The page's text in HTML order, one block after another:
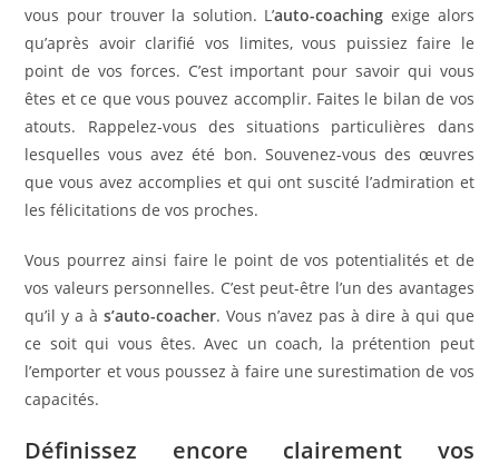
vous pour trouver la solution. L’auto-coaching exige alors
qu’après avoir clarifié vos limites, vous puissiez faire le
point de vos forces. C’est important pour savoir qui vous
êtes et ce que vous pouvez accomplir. Faites le bilan de vos
atouts. Rappelez-vous des situations particulières dans
lesquelles vous avez été bon. Souvenez-vous des œuvres
que vous avez accomplies et qui ont suscité l’admiration et
les félicitations de vos proches.
Vous pourrez ainsi faire le point de vos potentialités et de
vos valeurs personnelles. C’est peut-être l’un des avantages
qu’il y a às’auto-coacher. Vous n’avez pas à dire à qui que
ce soit qui vous êtes. Avec un coach, la prétention peut
l’emporter et vous poussez à faire une surestimation de vos
capacités.
Définissez encore clairement vos